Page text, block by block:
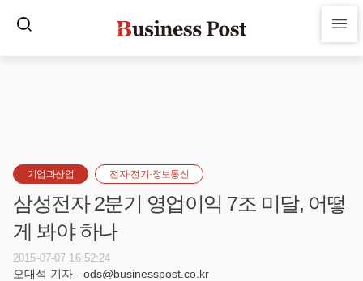
기업과산업 전자·전기·정보통신
삼성전자 2분기 영업이익 7조 미달, 어떻
게 봐야 하나
2015-07-07 16:52:24
오대석 기자 - ods@businesspost.co.kr